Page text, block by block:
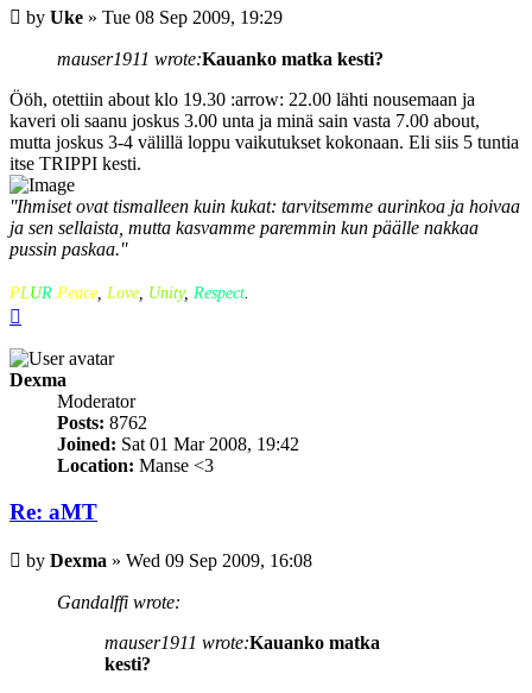
Post
by Uke » Tue 08 Sep 2009, 19:29
mauser1911 wrote:Kauanko matka kesti?
Ööh, otettiin about klo 19.30 :arrow: 22.00 lähti nousemaan ja
kaveri oli saanu joskus 3.00 unta ja minä sain vasta 7.00 about,
mutta joskus 3-4 välillä loppu vaikutukset kokonaan. Eli siis 5 tuntia
itse TRIPPI kesti.
''Ihmiset ovat tismalleen kuin kukat: tarvitsemme aurinkoa ja hoivaa
ja sen sellaista, mutta kasvamme paremmin kun päälle nakkaa
pussin paskaa.''
PLUR Peace Love Unity, Respect
Dexma
Moderator
Posts: 8762
Joined: Sat 01 Mar 2008, 19:42
Location: Manse <3
Re: aMT
Post
by Dexma » Wed 09 Sep 2009, 16:08
Gandalffi wrote:
mauser1911 wrote:Kauanko matka
kesti?